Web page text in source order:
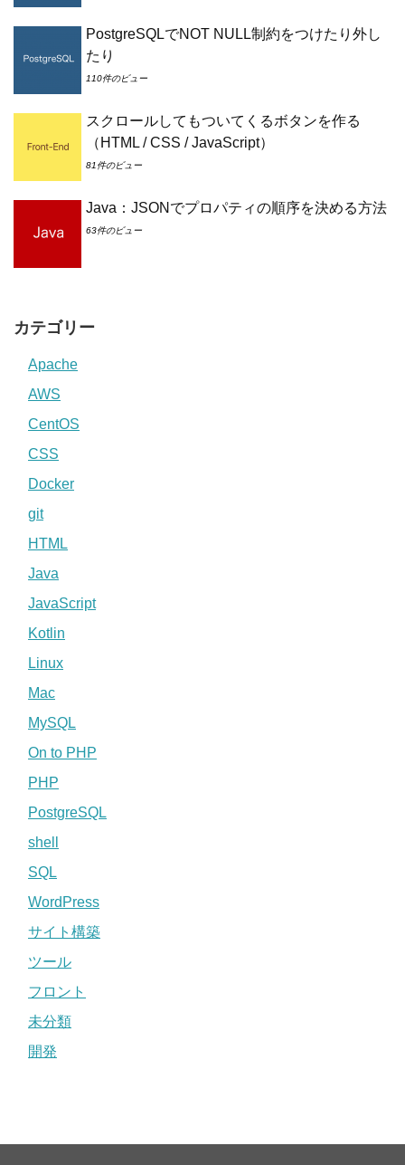
PostgreSQLでNOT NULL制約をつけたり外し
たり
110件のビュー
スクロールしてもついてくるボタンを作る
（HTML / CSS / JavaScript）
81件のビュー
Java：JSONでプロパティの順序を決める方法
63件のビュー
カテゴリー
Apache
AWS
CentOS
CSS
Docker
git
HTML
Java
JavaScript
Kotlin
Linux
Mac
MySQL
On to PHP
PHP
PostgreSQL
shell
SQL
WordPress
サイト構築
ツール
フロント
未分類
開発